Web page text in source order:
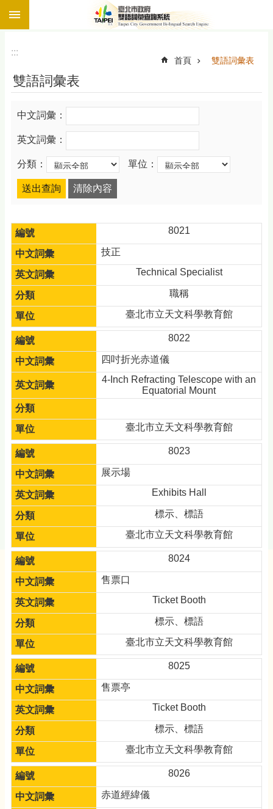
跳到主要內容區塊
:::
首頁 雙語詞彙表
雙語詞彙表
中文詞彙：
英文詞彙：
分類： 單位：
8021
技正
Technical Specialist
職稱
臺北市立天文科學教育館
8022
四吋折光赤道儀
4-Inch Refracting Telescope with an
Equatorial Mount
臺北市立天文科學教育館
8023
展示場
Exhibits Hall
標示、標語
臺北市立天文科學教育館
8024
售票口
Ticket Booth
標示、標語
臺北市立天文科學教育館
8025
售票亭
Ticket Booth
標示、標語
臺北市立天文科學教育館
8026
赤道經緯儀